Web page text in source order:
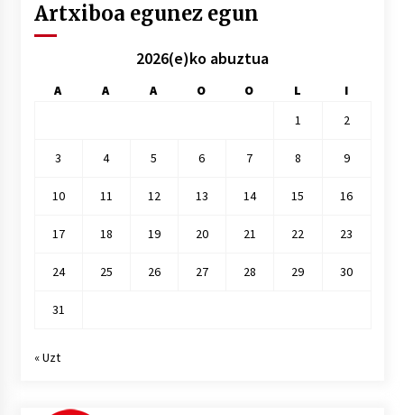
Artxiboa egunez egun
2026(e)ko abuztua
A A A O O L
I
1
2
3 4 5 6 7 8 9
10 11 12 13 14 15 16
17 18 19 20 21 22 23
24 25 26 27 28 29 30
31
« Uzt